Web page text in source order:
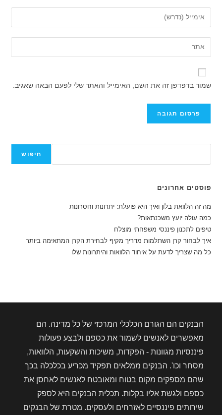
השם
שלך
שם
משתמש
כדי
להגיב
את
כתובת
דואר
שלך
כדי
את
כתובת
שלך
(אופציונלי)
שמור בדפדפן זה את השם, האימייל והאתר שלי לפעם הבאה שאגיב.
חיפוש
פוסטים אחרונים
מה זה הלוואת בלון ואיך היא פועלת: יתרונות וחסרונות
כמה עולה יועץ משכנתאות?
טיפים לתכנון פיננסי משפחתי מוצלח
איך לבחור קרן השתלמות מדריך מקיף לבחירת הקרן המתאימה ביותר
כל מה שצריך לדעת על איחוד הלוואות והיתרונות שלו
הבנקים הם הגורם הכלכלי המרכזי של כל מדינה. הם
מאפשרים לאנשים לשמור את כספם ולבצע פעולות
פיננסיות מגוונות - הפקדות, משיכות והשקעות, הלוואות,
מסחר וכו'. הבנקים ממלאים תפקיד מכריע בכלכלה בכך
שהם מספקים מקום בטוח ומאובטח לאנשים לאחסן את
כספם ולגשת אליו בקלות. תכלית הבנקים היא לספק
שירותים פיננסיים לאזרחים ולעסקים. מטרת של הבנקים